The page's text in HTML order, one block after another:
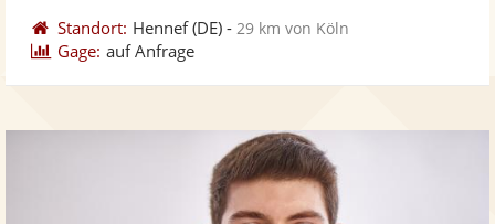
Standort: Hennef(DE) - 29 km von Köln
Gage: auf Anfrage